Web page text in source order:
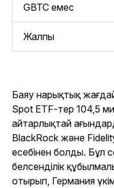
GBTC емес
Жалпы
Баяу нарықтық
Spot ETF-тер 104,5
айтарлықтай
BlackRock және
есебінен болды. Бұл
белсенділік
отырып, Германия